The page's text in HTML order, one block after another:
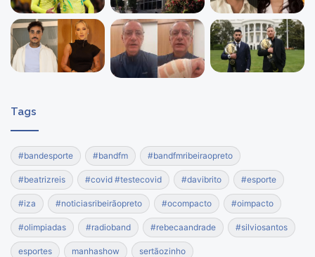
Tags
#bandesporte #bandfm #bandfmribeiraopreto
#beatrizreis #covid #testecovid #davibrito #esporte
#iza #noticiasribeirãopreto #ocompacto #oimpacto
#olimpiadas #radioband #rebecaandrade #silviosantos
esportes manhashow sertãozinho